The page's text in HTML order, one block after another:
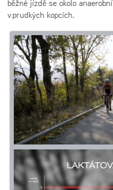
běžné jízdě se okolo
v prudkých kopcích.